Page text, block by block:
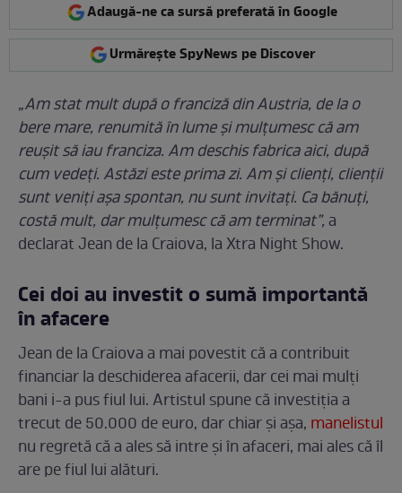
Adaugă-ne ca sursă preferată în Google
Urmărește SpyNews pe Discover
„Am stat mult după o franciză din Austria, de la o
bere mare, renumită în lume și mulțumesc că am
reușit să iau franciza. Am deschis fabrica aici, după
cum vedeți. Astăzi este prima zi. Am și clienți, clienții
sunt veniți așa spontan, nu sunt invitați. Ca bănuți,
costă mult, dar mulțumesc că am terminat”,a
declarat Jean de la Craiova, la Xtra Night Show.
Cei doi au investit o sumă importantă
în afacere
Jean de la Craiova a mai povestit că a contribuit
financiar la deschiderea afacerii, dar cei mai mulți
bani i-a pus fiul lui. Artistul spune că investiția a
trecut de 50.000 de euro, dar chiar și așa, manelistul
nu regretă că a ales să intre și în afaceri, mai ales că îl
are pe fiul lui alături.